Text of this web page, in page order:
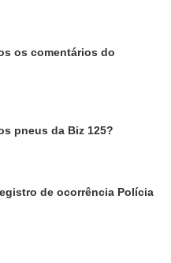
os comentários do
pneus da Biz 125?
de ocorrência Polícia